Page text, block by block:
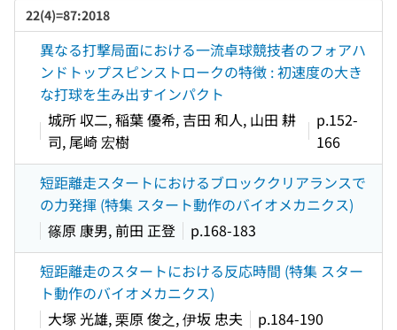
22(4)=87:2018
異なる打撃局面における一流卓球競技者のフォアハ
ンドトップスピンストロークの特徴 : 初速度の大き
な打球を生み出すインパクト
城所 収二, 稲葉 優希, 吉田 和人, 山田 耕
司, 尾崎 宏樹
p.152-
166
短距離走スタートにおけるブロッククリアランスで
の力発揮 (特集 スタート動作のバイオメカニクス)
篠原 康男, 前田 正登
p.168-183
短距離走のスタートにおける反応時間 (特集 スター
ト動作のバイオメカニクス)
大塚 光雄, 栗原 俊之, 伊坂 忠夫
p.184-190